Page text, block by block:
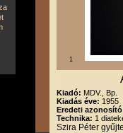
1
Kiadó: MDV., Bp.
Kiadás éve: 1955
Eredeti
Technika: 1
Szira Péter